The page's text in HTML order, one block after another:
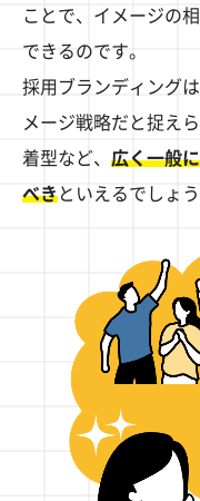
ことで、イメージの
できるのです。
採用ブランディング
メージ戦略だと捉え
着型など、 広く一般
べきといえるでしょう